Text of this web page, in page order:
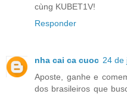
cùng KUBET1V!
Responder
nha cai ca cuoc 24 de
Aposte, ganhe e
dos brasileiros que